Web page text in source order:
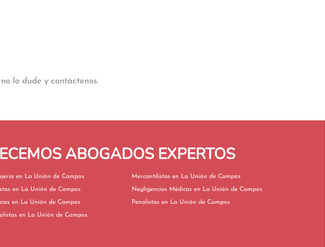
no lo dude y contáctenos.
ABOGADOS EXPERTOS
Extranjería en La Unión de Campos
Fiscalistas en La Unión de Campos
Herencias en La Unión de Campos
Laboralistas en La Unión de Campos
Mercantilistas en La Unión de Campos
Negligencias Médicas en La Unión de Campos
Penalistas en La Unión de Campos